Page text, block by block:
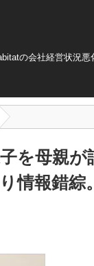
の会社経営状況
を母親が
情報錯